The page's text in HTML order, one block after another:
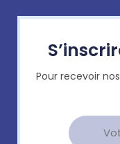
Pour recevoir